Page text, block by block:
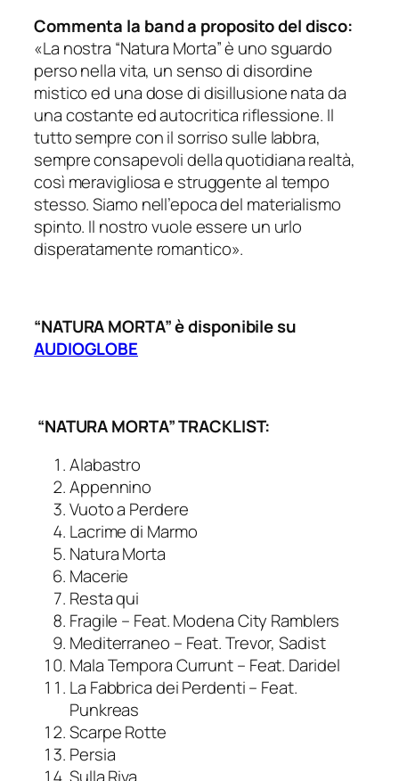
Commenta la band a proposito del disco:
«La nostra “Natura Morta” è uno sguardo
perso nella vita, un senso di disordine
mistico ed una dose di disillusione nata da
una costante ed autocritica riflessione. Il
tutto sempre con il sorriso sulle labbra,
sempre consapevoli della quotidiana realtà,
così meravigliosa e struggente al tempo
stesso. Siamo nell’epoca del materialismo
spinto. Il nostro vuole essere un urlo
disperatamente romantico».
“NATURA MORTA” è disponibile su
AUDIOGLOBE
“NATURA MORTA” TRACKLIST:
Alabastro
Appennino
Vuoto a Perdere
Lacrime di Marmo
Natura Morta
Macerie
Resta qui
Fragile – Feat. Modena City Ramblers
Mediterraneo – Feat. Trevor, Sadist
Mala Tempora Currunt – Feat. Daridel
La Fabbrica dei Perdenti – Feat.
Punkreas
Scarpe Rotte
Persia